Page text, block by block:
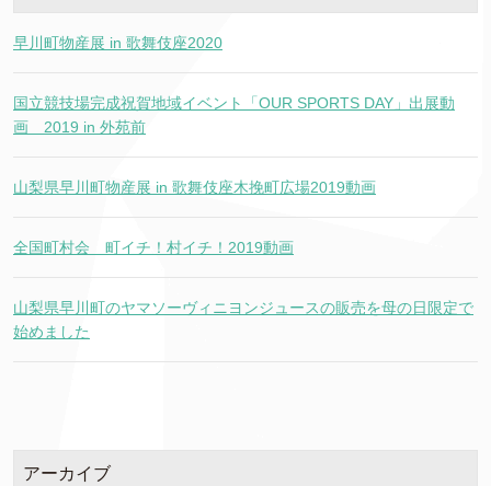
早川町物産展 in 歌舞伎座2020
国立競技場完成祝賀地域イベント「OUR SPORTS DAY」出展動
画 2019 in 外苑前
山梨県早川町物産展 in 歌舞伎座木挽町広場2019動画
全国町村会 町イチ！村イチ！2019動画
山梨県早川町のヤマソーヴィニヨンジュースの販売を母の日限定で
始めました
アーカイブ